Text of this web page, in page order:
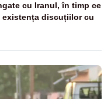
cu Iranul, în timp ce
existența discuțiilor cu